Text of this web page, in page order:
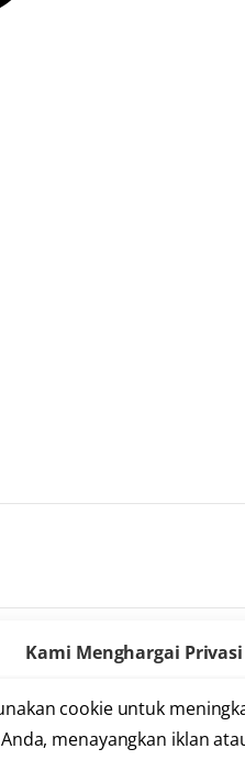
Kami Menghargai
cookie untuk
menayangkan iklan